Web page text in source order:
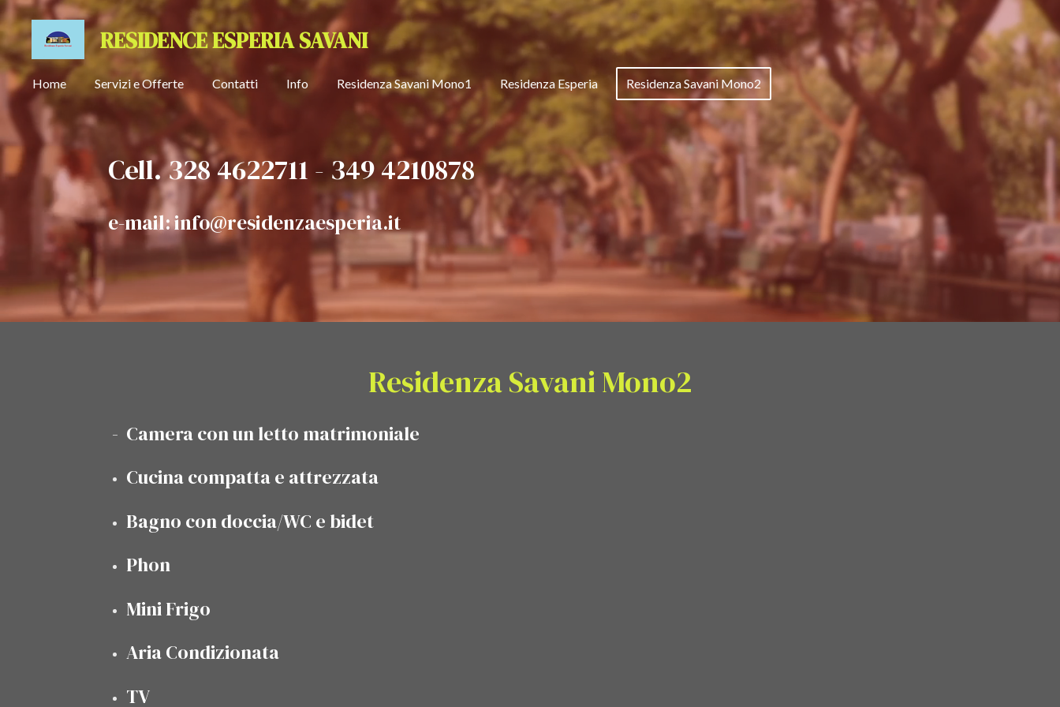
Vai
contenuto
principale
RESIDENCEESPERIA SAVANI
Home Servizi e Offerte Contatti Info Residenza Savani Mono1 Residenza Esperia Residenza Savani Mono2
Cell. 328 4622711 - 349 4210878
e-mail: info@residenzaesperia.it
Residenza Savani Mono2
- Camera con un letto matrimoniale
Cucina compatta e attrezzata
Bagno con doccia/WC e bidet
Phon
Mini Frigo
Aria Condizionata
TV